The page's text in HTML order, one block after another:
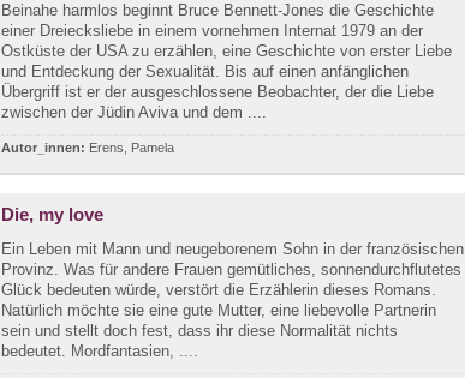
Beinahe harmlos beginnt Bruce Bennett-Jones die Geschichte
einer Dreiecksliebe in einem vornehmen Internat 1979 an der
Ostküste der USA zu erzählen, eine Geschichte von erster Liebe
und Entdeckung der Sexualität. Bis auf einen anfänglichen
Übergriff ist er der ausgeschlossene Beobachter, der die Liebe
zwischen der Jüdin Aviva und dem ....
Autor_innen: Erens, Pamela
Die, my love
Ein Leben mit Mann und neugeborenem Sohn in der französischen
Provinz. Was für andere Frauen gemütliches, sonnendurchflutetes
Glück bedeuten würde, verstört die Erzählerin dieses Romans.
Natürlich möchte sie eine gute Mutter, eine liebevolle Partnerin
sein und stellt doch fest, dass ihr diese Normalität nichts
bedeutet. Mordfantasien, ....